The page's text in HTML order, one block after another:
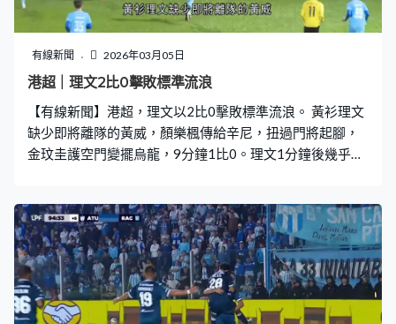
有線新聞 2026年03月05日
港超｜理文2比0擊敗標準流浪
【有線新聞】港超，理文以2比0擊敗標準流浪。 黃衫理文
缺少即將離隊的黃威，顏樂楓傳給辛尼，扭過門將起腳，
金玟圭護空門變擺烏龍，9分鐘1比0。理文1分鐘後幾乎被
地，被吹罰越位在先，但經覆核後，改判入球成立。80分
鐘拉開，贏2比0，星期日在足總盃八強再交手。